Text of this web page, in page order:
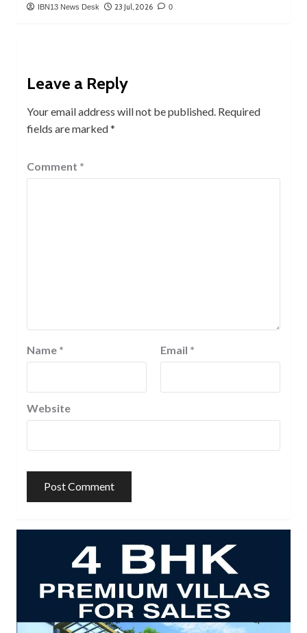
IBN13 News Desk 23 Jul, 2026 0
Leave a Reply
Your email address will not be published. Required
fields are marked*
Comment *
Name * Email *
Website